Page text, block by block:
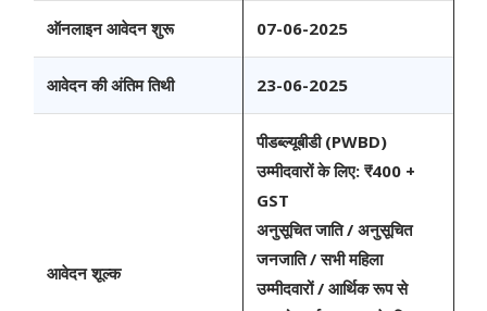
ऑनलाइन आवेदन शुरू 07-06-2025
आवेदन की अंतिम तिथी 23-06-2025
आवेदन शूल्क
पीडब्ल्यूबीडी (PWBD)
उम्मीदवारों के लिए: ₹400 +
GST
अनुसूचित जाति / अनुसूचित
जनजाति / सभी महिला
उम्मीदवारों / आर्थिक रूप से